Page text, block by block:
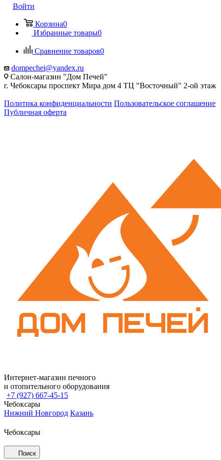
Войти
Корзина0
Избранные товары0
Сравнение товаров0
dompechei@yandex.ru
Салон-магазин "Дом Печей"
г. Чебоксары проспект Мира дом 4 ТЦ "Восточный" 2-ой этаж
Политика конфиденциальности Пользовательское соглашение
Публичная оферта
Интернет-магазин печного
и отопительного оборудования
+7 (927) 667-45-15
Чебоксары
Нижний Новгород Казань
Чебоксары
Поиск